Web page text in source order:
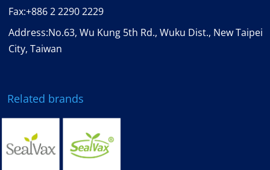
Fax:+886 2 2290 2229
Address:No.63, Wu Kung 5th Rd., Wuku Dist., New Taipei
City, Taiwan
Related brands